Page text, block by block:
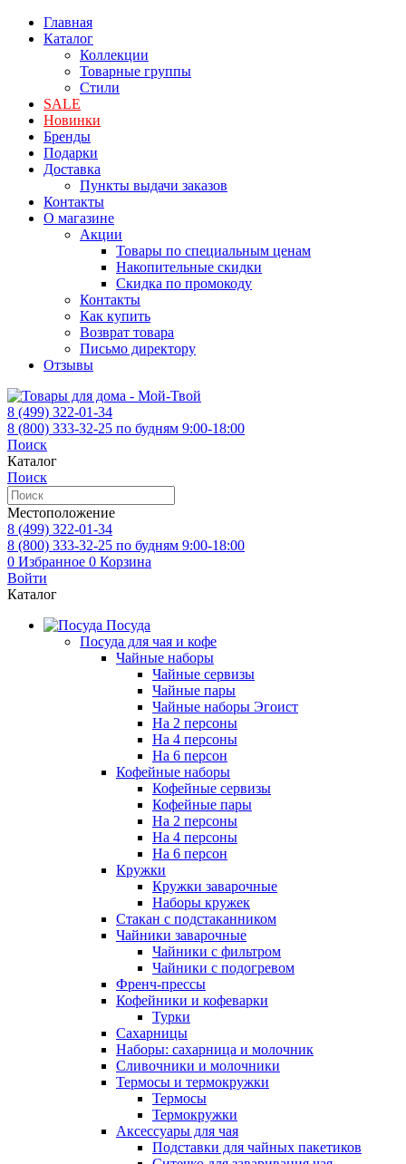
Главная
Каталог
Коллекции
Товарные группы
Стили
SALE
Новинки
Бренды
Подарки
Доставка
Пункты выдачи заказов
Контакты
О магазине
Акции
Товары по специальным ценам
Накопительные скидки
Скидка по промокоду
Контакты
Как купить
Возврат товара
Письмо директору
Отзывы
8 (499) 322-01-34
8 (800) 333-32-25 по будням 9:00-18:00
Поиск
Каталог
Поиск
Местоположение
8 (499) 322-01-34
8 (800) 333-32-25 по будням 9:00-18:00
0 Избранное 0 Корзина
Войти
Каталог
Посуда
Посуда для чая и кофе
Чайные наборы
Чайные сервизы
Чайные пары
Чайные наборы Эгоист
На 2 персоны
На 4 персоны
На 6 персон
Кофейные наборы
Кофейные сервизы
Кофейные пары
На 2 персоны
На 4 персоны
На 6 персон
Кружки
Кружки заварочные
Наборы кружек
Стакан с подстаканником
Чайники заварочные
Чайники с фильтром
Чайники с подогревом
Френч-прессы
Кофейники и кофеварки
Турки
Сахарницы
Наборы: сахарница и молочник
Сливочники и молочники
Термосы и термокружки
Термосы
Термокружки
Аксессуары для чая
Подставки для чайных пакетиков